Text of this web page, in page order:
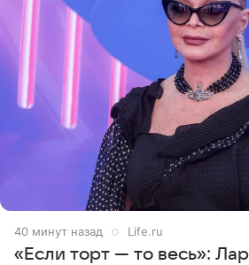
40 минут назад Life.ru
«Если торт — то весь»: